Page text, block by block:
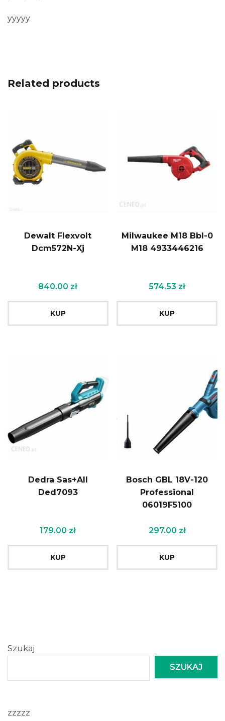
yyyyy
Related products
Dewalt Flexvolt
Dcm572N-Xj
840.00 zł
KUP
Milwaukee M18 Bbl-0
M18 4933446216
574.53 zł
KUP
Dedra Sas+All
Ded7093
179.00 zł
KUP
Bosch GBL 18V-120
Professional
06019F5100
297.00 zł
KUP
Szukaj
SZUKAJ
zzzzz